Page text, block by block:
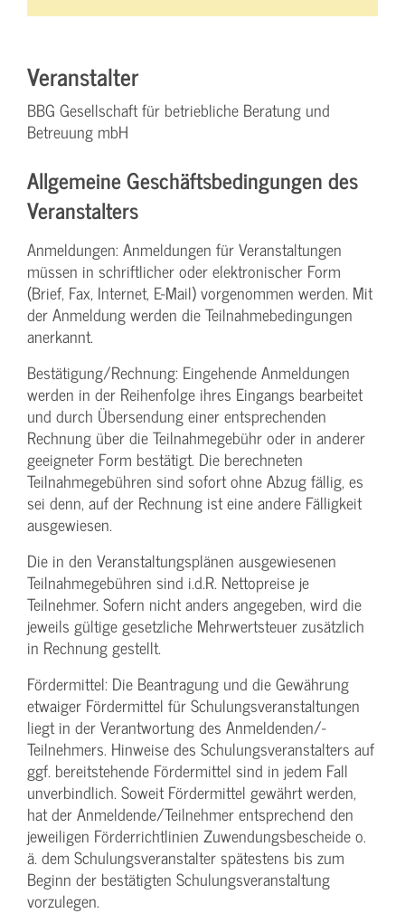
Veranstalter
BBG Gesellschaft für betriebliche Beratung und
Betreuung mbH
Allgemeine Geschäftsbedingungen des
Veranstalters
Anmeldungen: Anmeldungen für Veranstaltungen
müssen in schriftlicher oder elektronischer Form
(Brief, Fax, Internet, E-Mail) vorgenommen werden. Mit
der Anmeldung werden die Teilnahme­bedingungen
anerkannt.
Bestätigung­/Rechnung: Eingehende Anmeldungen
werden in der Reihenfolge ihres Eingangs bearbeitet
und durch Übersendung einer entsprechenden
Rechnung über die Teilnahmegebühr oder in anderer
geeigneter Form bestätigt. Die berechneten
Teilnahmegebühren sind sofort ohne Abzug fällig, es
sei denn, auf der Rechnung ist eine andere Fälligkeit
ausgewiesen.
Die in den Veranstaltungsplänen ausgewiesenen
Teilnahmegebühren sind i.d.R. Nettopreise je
Teilnehmer. Sofern nicht anders angegeben, wird die
jeweils gültige gesetzliche Mehrwertsteuer zusätzlich
in Rechnung gestellt.
Fördermittel: Die Beantragung und die Gewährung
etwaiger Fördermittel für Schulungs­veranstaltungen
liegt in der Verantwortung des Anmeldenden/­
Teilnehmers. Hinweise des Schulungs­veranstalters auf
ggf. bereitstehende Fördermittel sind in jedem Fall
unverbindlich. Soweit Fördermittel gewährt werden,
hat der Anmeldende/­Teilnehmer entsprechend den
jeweiligen Förderrichtlinien Zuwendungs­bescheide o.
ä. dem Schulungs­veranstalter spätestens bis zum
Beginn der bestätigten Schulungs­veranstaltung
vorzulegen.